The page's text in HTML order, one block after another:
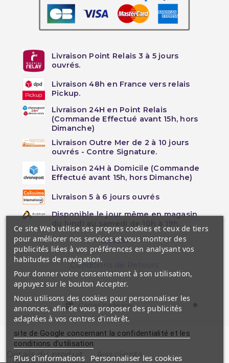
Livraison Point Relais 3 à 5 jours
ouvrés.
Livraison 48h en France vers relais
Pickup.
Livraison 24H en Point Relais
(Commande Effectué avant 15h, hors
Dimanche)
Livraison Outre Mer de 2 à 10 jours
ouvrés - Contre Signature.
Livraison 24H à Domicile (Commande
Effectué avant 15h, hors Dimanche)
Livraison 5 à 6 jours ouvrés
Disponible le jour même en magasin
Détails
Conditions de Retours
Cartes cadeaux
Détails du produit Avis clients
Ce site Web utilise ses propres cookies et ceux de tiers
pour améliorer nos services et vous montrer des
publicités liées à vos préférences en analysant vos
habitudes de navigation.
Pour donner votre consentement à son utilisation,
appuyez sur le bouton Accepter.
Nous utilisons des cookies pour personnaliser les
annonces, afin de vous proposer des publicités
adaptées à vos centres d'intérêt.
site de Google concernant la confidentialité et les
conditions d'utilisation
Plus d'informations Personnaliser les cookies